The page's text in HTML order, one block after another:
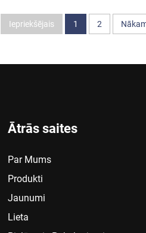
Iepriekšējais 1 2
Ātrās saites
Par Mums
Produkti
Jaunumi
Lieta